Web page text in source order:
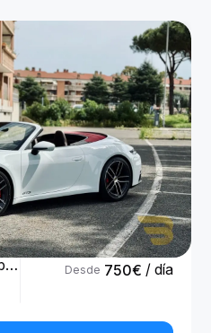
992.2 Carrera 4 GTS Cabrio '25
Desde 750€ / día